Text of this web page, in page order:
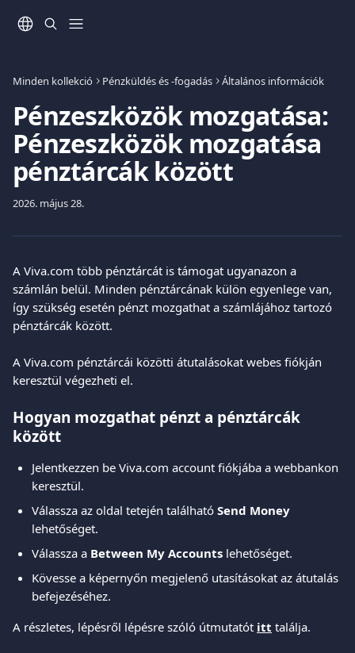
Minden kollekció Pénzküldés és -fogadás Általános információk
Pénzeszközök mozgatása:
Pénzeszközök mozgatása
pénztárcák között
2026. május 28.
A Viva.com több pénztárcát is támogat ugyanazon a
számlán belül. Minden pénztárcának külön egyenlege van,
így szükség esetén pénzt mozgathat a számlájához tartozó
pénztárcák között.
A Viva.com pénztárcái közötti átutalásokat webes fiókján
keresztül végezheti el.
Hogyan mozgathat pénzt a pénztárcák
között
Jelentkezzen be Viva.com account fiókjába a webbankon
keresztül.
Válassza az oldal tetején található Send Money
lehetőséget.
Válassza a Between My Accounts lehetőséget.
Kövesse a képernyőn megjelenő utasításokat az átutalás
befejezéséhez.
A részletes, lépésről lépésre szóló útmutatót itt találja.